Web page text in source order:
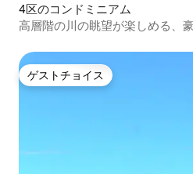
4区のコンドミニアム
高層階の川の眺望が楽しめる、
ゲストチョイス
ゲストチョイス